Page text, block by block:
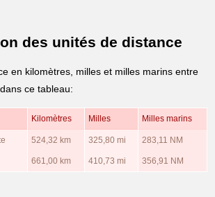
des unités de distance
en kilomètres, milles et milles marins entre
ce tableau:
Kilomètres Milles Milles marins
524,32 km 325,80 mi 283,11 NM
661,00 km 410,73 mi 356,91 NM